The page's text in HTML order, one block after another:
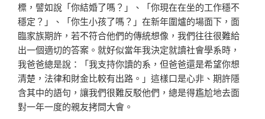
標，譬如說「你結婚了嗎？」、「你現在在坐的工作穩不
穩定？」、「你生小孩了嗎？」在新年圍爐的場面下，面
臨家族期許，若不符合他們的傳統想像，我們往往很難給
出一個適切的答案。就好似當年我決定就讀社會學系時，
我爸爸總是說：「我支持你讀的系，但爸爸還是希望你想
清楚，法律和財金比較有出路。」這樣口是心非、期許隱
含其中的語句，讓我們很難反駁他們，總是得尷尬地去面
對一年一度的親友拷問大會。